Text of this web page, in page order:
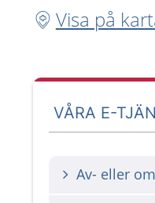
Visa på
VÅRA E-
Av- eller